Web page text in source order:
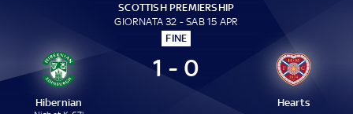
SCOTTISH PREMIERSHIP
GIORNATA 32 - SAB 15 APR
FINE
Hibernian
1 - 0
Hearts